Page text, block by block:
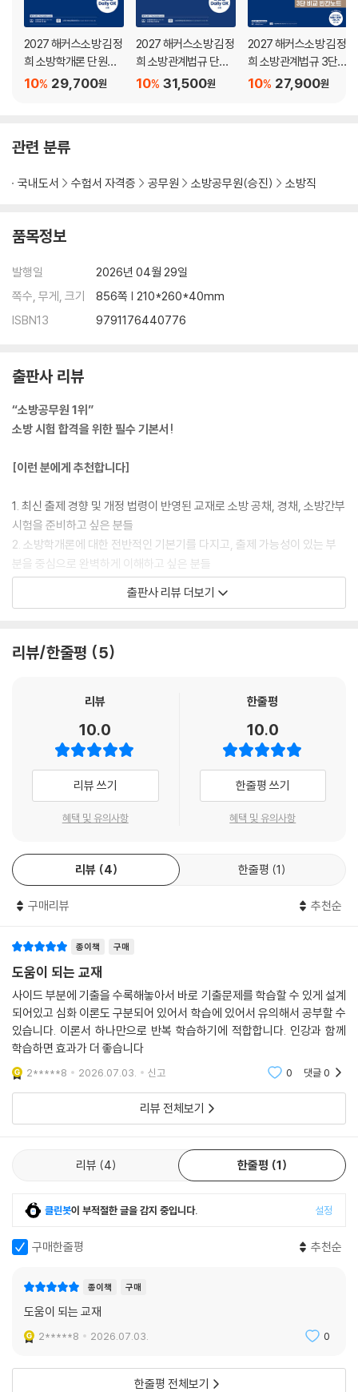
[2권]
PART 6 위험물
CHAPTER 1 위험물 개요
PART 7 소방조직
CHAPTER 1 소방의 역사 및 조직
CHAPTER 1 구조, 구급의 개념
CHAPTER 2 구조, 구급 장비
CHAPTER 3 로프기술
CHAPTER 1 총칙
CHAPTER 2 안전관리기구 및 기능
CHAPTER 4 재난의 예방
CHAPTER 6 재난의 대응
CHAPTER 7 재난의 복구
CHAPTER 8 안전문화 진흥 등
CHAPTER 9 보칙
CHAPTER 10 벌칙
01 긴급구조대응활동 및 현장지휘에 관한 규칙
03 소방공무원임용령
05 의용소방대 설치 및 운영에 관한 법률 시행규칙
06 화재조사 및 보고규정
07 119구조, 구급에 관한 법률
08 119구조, 구급에 관한 법률 시행령
09 119구조, 구급에 관한 법률 시행규칙
2027 해커스소방 김정
희 소방학개론 단원별
핵심지문+기출 OX
29,700원
10%
2027 해커스소방 김정
희 소방관계법규 단원
별 핵심지문+기출 OX
31,500원
10%
2027 해커스소방 김정
희 소방관계법규 3단
비교 빈칸노트
27,900원
10%
관련 분류
국내도서 수험서 자격증 공무원 소방공무원(승진) 소방직
품목정보
발행일
2026년 04월 29일
쪽수, 무게, 크기
856쪽 | 210*260*40mm
ISBN13
9791176440776
출판사 리뷰
“소방공무원 1위”
소방 시험 합격을 위한 필수 기본서!
[이런 분에게 추천합니다]
1. 최신 출제 경향 및 개정 법령이 반영된 교재로 소방 공채, 경채, 소방간부
시험을 준비하고 싶은 분들
2. 소방학개론에 대한 전반적인 기본기를 다지고, 출제 가능성이 있는 부
분을 중심으로 완벽하게 이해하고 싶은 분들
[해커스 교재만의 특장점]
개정 법률 및 최신 출제 경향에 따른 학습 가능
내용을 점검, 확인할 수 있으며 더불어 실전 대비까지 가능합니다.
본 개념부터 고득점을 위한 심화 이론까지 체계적으로 학습할 수 있습니
3) 최신 개정 법령이 반영된 교재를 통하여 2027년 시험을 정확한 내용으
로 대비할 수 있습니다.
간부 시험 완벽 대비
소방간부 시험의 출제 범위 내용을 교재에 모두 수록하여 본 교재만으로도
소방간부 시험 완벽 대비가 가능합니다.
이론의 효과적인 학습 가능
1) 기초를 다지면서 실력도 함께 쌓을 수 있도록 다양하게 이론을 정리한
가능합니다.
2) 이론과 관련된 그림, 실제 사진 등을 수록하여 효율적인 암기와 내용의
정확한 이해가 가능합니다.
4. MINI 법령집을 통해 소방학개론의 주요 법령을 빠르게 확인
소방학개론의 주요 법령인 긴급구조대응활동 및 현장지휘에 관한 규칙, 소
방공무원법, 소방공무원임용령, 의용소방대 및 운영에 관한 법률 및 그 시
규칙의 원문을 교재 말미에 수록하였습니다. 이를 통해 별도의 법령집 없
이도 소방학개론의 학습에 필요한 법령을 빠르게 확인할 수 있습니다.
[합격을 위한 해커스소방만의 추가 학습 자료 (해커스소방 fire.Hacker
s.com)]
2. 소방학개론 무료 특강
3. 소방 합격예측 온라인 모의고사
프라인 소방학원) 부문 1위
출판사 리뷰 더보기
리뷰/한줄평 5
리뷰
10.0
리뷰 쓰기
혜택 및 유의사항
한줄평
10.0
한줄평 쓰기
혜택 및 유의사항
리뷰 4 한줄평 1
구매리뷰 추천순
종이책 구매
도움이 되는 교재
사이드 부분에 기출을 수록해놓아서 바로 기출문제를 학습할 수 있게 설계
되어있고 심화 이론도 구분되어 있어서 학습에 있어서 유의해서 공부할 수
있습니다. 이론서 하나만으로 반복 학습하기에 적합합니다. 인강과 함께
학습하면 효과가 더 좋습니다
2*****8 2026.07.03. 신고 0 댓글0
리뷰 전체보기
리뷰 4 한줄평 1
클린봇이 부적절한 글을 감지 중입니다. 설정
구매한줄평 추천순
종이책 구매
도움이 되는 교재
2*****8 2026.07.03. 0
한줄평 전체보기